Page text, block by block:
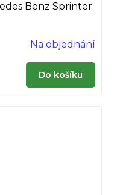
Benz Sprinter
Na objednání
Do košíku